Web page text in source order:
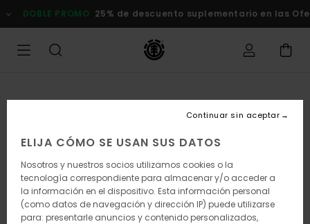
la
DOBLE PROMO 25% de descuento suplementario en las
ELIJA CÓMO SE USAN SUS DATOS
Nosotros y nuestros socios utilizamos cookies o la
tecnología correspondiente para almacenar y/o acceder a
la información en el dispositivo. Esta información personal
(como datos de navegación y dirección IP) puede utilizarse
para: presentarle anuncios y contenido personalizados,
Continuar sin aceptar